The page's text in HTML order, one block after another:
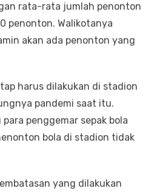
rata-rata jumlah penonton
penonton. Walikotanya
akan ada penonton yang
harus dilakukan di stadion
pandemi saat itu.
penggemar sepak bola
bola di stadion tidak
yang dilakukan